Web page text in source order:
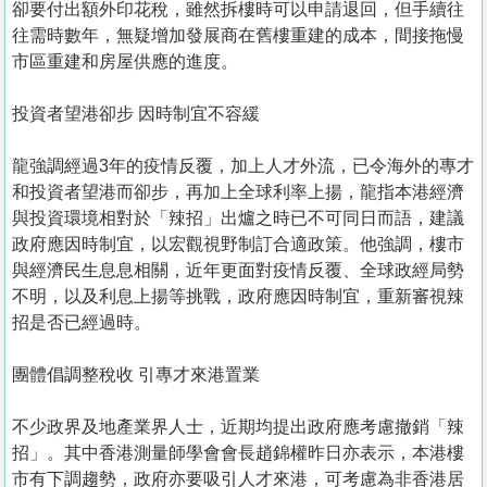
卻要付出額外印花稅，雖然拆樓時可以申請退回，但手續往
往需時數年，無疑增加發展商在舊樓重建的成本，間接拖慢
市區重建和房屋供應的進度。
投資者望港卻步 因時制宜不容緩
龍強調經過3年的疫情反覆，加上人才外流，已令海外的專才
和投資者望港而卻步，再加上全球利率上揚，龍指本港經濟
與投資環境相對於「辣招」出爐之時已不可同日而語，建議
政府應因時制宜，以宏觀視野制訂合適政策。他強調，樓市
與經濟民生息息相關，近年更面對疫情反覆、全球政經局勢
不明，以及利息上揚等挑戰，政府應因時制宜，重新審視辣
招是否已經過時。
團體倡調整稅收 引專才來港置業
不少政界及地產業界人士，近期均提出政府應考慮撤銷「辣
招」。其中香港測量師學會會長趙錦權昨日亦表示，本港樓
市有下調趨勢，政府亦要吸引人才來港，可考慮為非香港居